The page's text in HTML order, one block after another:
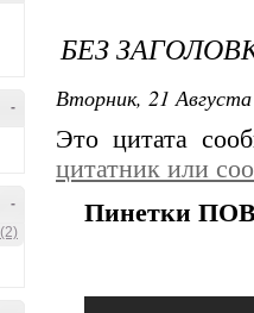
-
-
БЕЗ
Вторник, 21
Это цитата
цитатник или
Пинетки